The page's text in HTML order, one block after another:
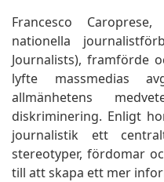
Francesco
nationella
Journalists), framförde
lyfte massmedias
allmänhetens
diskriminering. Enligt
journalistik ett
stereotyper, fördomar
till att skapa ett mer